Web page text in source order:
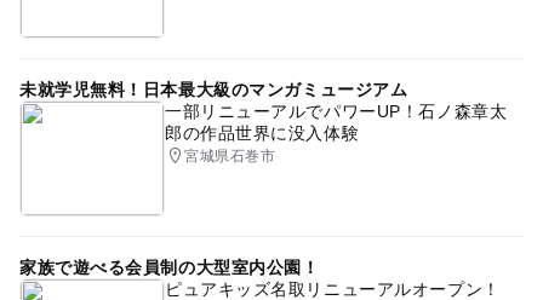
未就学児無料！日本最大級のマンガミュージアム
一部リニューアルでパワーUP！石ノ森章太
郎の作品世界に没入体験
宮城県石巻市
家族で遊べる会員制の大型室内公園！
ピュアキッズ名取リニューアルオープン！